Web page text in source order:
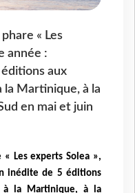
« Les
année :
éditions aux
la Martinique, à la
en mai et juin
Les experts Solea »,
inédite de 5 éditions
à la Martinique, à la